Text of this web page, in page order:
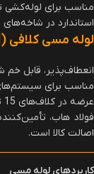
مناسب برای لوله‌کشی
استاندارد در شاخه‌های 3 متری یا 6 متری
لوله مسی کلافی (Soft Annealed)
انعطاف‌پذیر، قابل
مناسب برای
عرضه در کلاف‌های 15 تا 50 متری
فولاد هاب،
اصالت کالا است.
کاربردهای لوله مسی